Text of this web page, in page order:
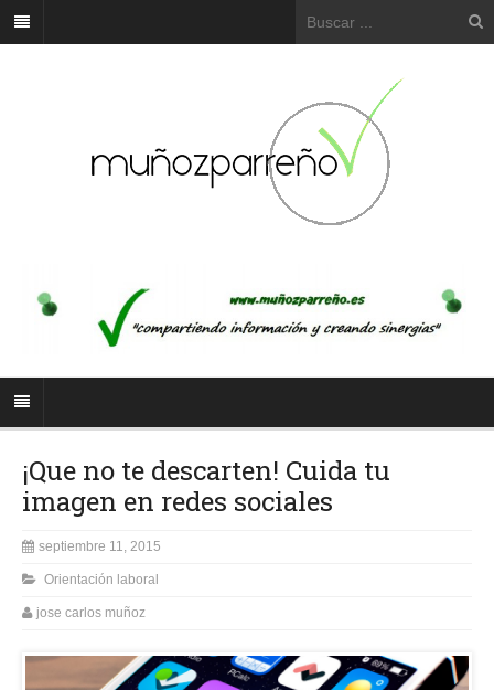
¡Que no te descarten! Cuida tu
imagen en redes sociales
septiembre 11, 2015
Orientación laboral
jose carlos muñoz